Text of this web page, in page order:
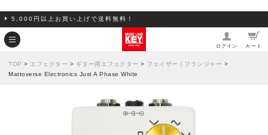
5,000円以上お買い上げで送料無料！
ログイン カート
TOP > エフェクター > ギター用エフェクター > フェイザー｜フランジャー >
Mattoverse Electronics Just A Phase White